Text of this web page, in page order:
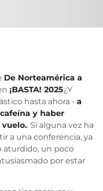
De Norteamérica a
¡BASTA! 2025¿Y
hasta ahora - a
y haber
. Si alguna vez ha
a una conferencia, ya
aturdido, un poco
por estar